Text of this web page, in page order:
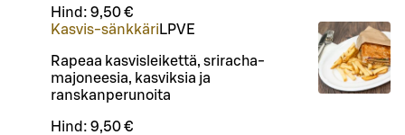
Hind: 9,50 €
Kasvis-sänkkäri LPVE
Rapeaa kasvisleikettä, sriracha-
majoneesia, kasviksia ja
ranskanperunoita
Hind: 9,50 €